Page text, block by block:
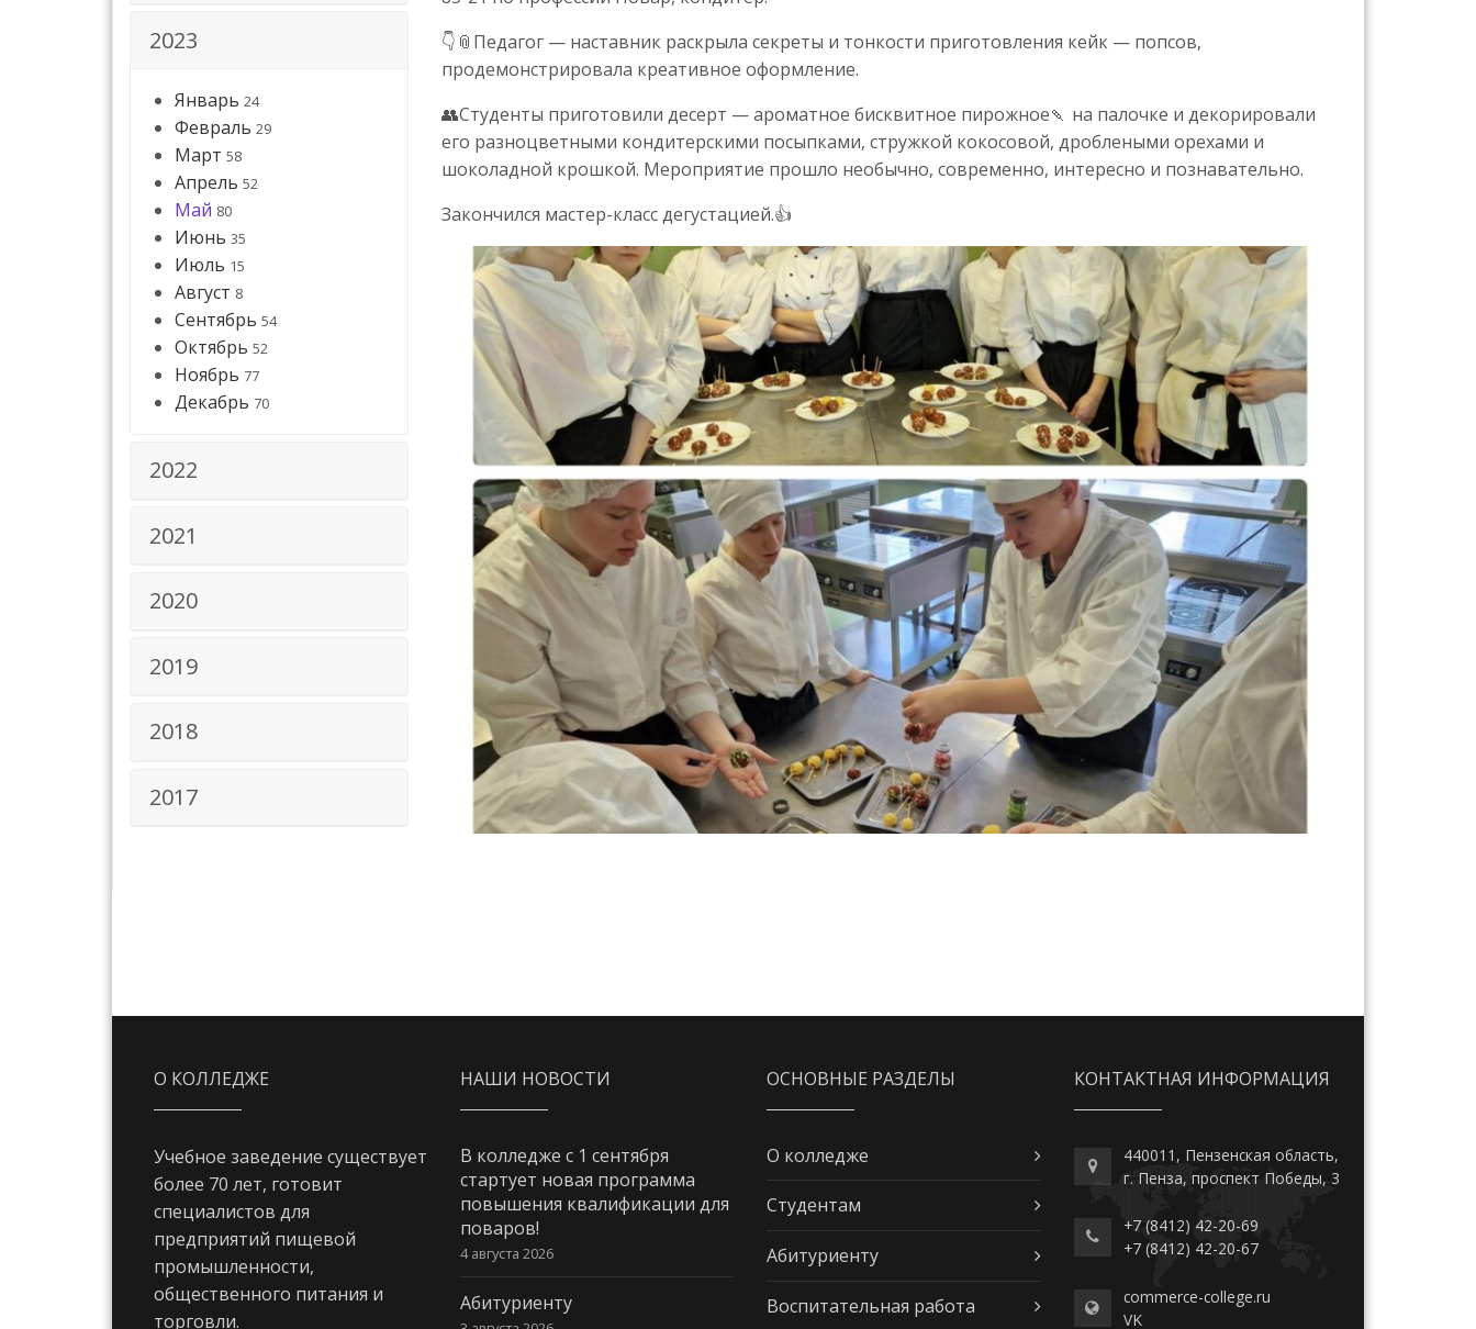
2023
Январь 24
Февраль 29
Март 58
Апрель 52
Май 80
Июнь 35
Июль 15
Август 8
Сентябрь 54
Октябрь 52
Ноябрь 77
Декабрь 70
2022
2021
2020
2019
2018
2017
👇📎Педагог — наставник раскрыла секреты и тонкости приготовления кейк — попсов,
продемонстрировала креативное оформление.
👥Студенты приготовили десерт — ароматное бисквитное пирожное🍡 на палочке и декорировали
его разноцветными кондитерскими посыпками, стружкой кокосовой, дроблеными орехами и
шоколадной крошкой. Мероприятие прошло необычно, современно, интересно и познавательно.
Закончился мастер-класс дегустацией.👍
О КОЛЛЕДЖЕ
Учебное заведение существует
более 70 лет, готовит
специалистов для
предприятий пищевой
промышленности,
общественного питания и
торговли.
НАШИ НОВОСТИ
В колледже с 1 сентября
стартует новая программа
повышения квалификации для
поваров!
4 августа 2026
Абитуриенту
ОСНОВНЫЕ РАЗДЕЛЫ
О колледже
Студентам
Абитуриенту
Воспитательная работа
КОНТАКТНАЯ ИНФОРМАЦИЯ
440011, Пензенская область,
г. Пенза, проспект Победы, 3
+7 (8412) 42-20-69
+7 (8412) 42-20-67
commerce-college.ru
VK